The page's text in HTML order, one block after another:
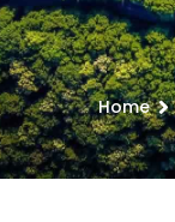
Home